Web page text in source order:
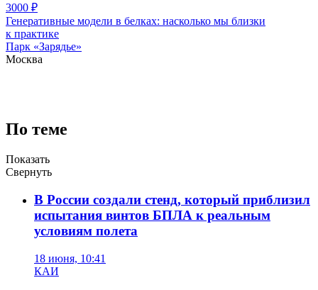
3000 ₽
Генеративные модели в белках: насколько мы близки
к практике
Парк «Зарядье»
Москва
По теме
Показать
Свернуть
В России создали стенд, который приблизил
испытания винтов БПЛА к реальным
условиям полета
18 июня, 10:41
КАИ